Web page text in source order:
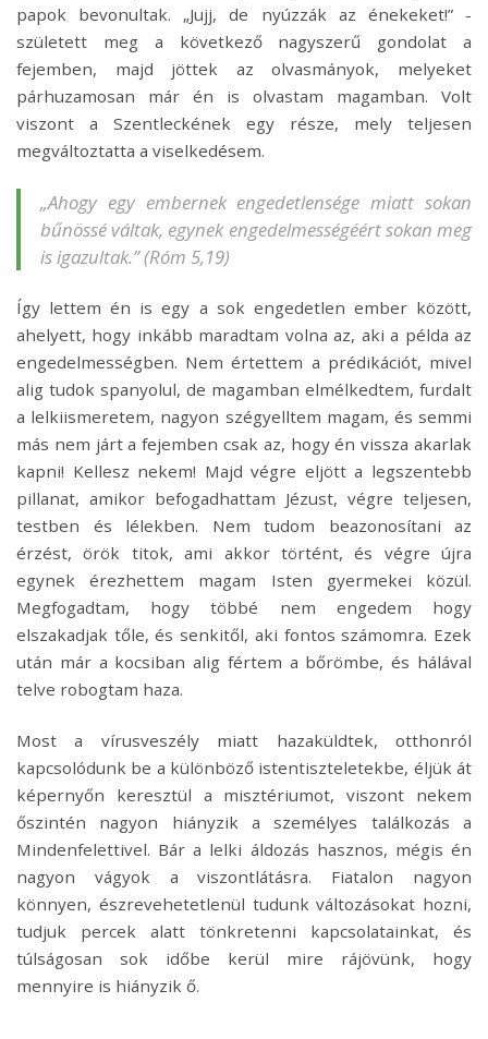
papok bevonultak. „Jujj, de nyúzzák az énekeket!” -
született meg a következő nagyszerű gondolat a
fejemben, majd jöttek az olvasmányok, melyeket
párhuzamosan már én is olvastam magamban. Volt
viszont a Szentleckének egy része, mely teljesen
megváltoztatta a viselkedésem.
„Ahogy egy embernek engedetlensége miatt sokan
bűnössé váltak, egynek engedelmességéért sokan meg
is igazultak.” (Róm 5,19)
Így lettem én is egy a sok engedetlen ember között,
ahelyett, hogy inkább maradtam volna az, aki a példa az
engedelmességben. Nem értettem a prédikációt, mivel
alig tudok spanyolul, de magamban elmélkedtem, furdalt
a lelkiismeretem, nagyon szégyelltem magam, és semmi
más nem járt a fejemben csak az, hogy én vissza akarlak
kapni! Kellesz nekem! Majd végre eljött a legszentebb
pillanat, amikor befogadhattam Jézust, végre teljesen,
testben és lélekben. Nem tudom beazonosítani az
érzést, örök titok, ami akkor történt, és végre újra
egynek érezhettem magam Isten gyermekei közül.
Megfogadtam, hogy többé nem engedem hogy
elszakadjak tőle, és senkitől, aki fontos számomra. Ezek
után már a kocsiban alig fértem a bőrömbe, és hálával
telve robogtam haza.
Most a vírusveszély miatt hazaküldtek, otthonról
kapcsolódunk be a különböző istentiszteletekbe, éljük át
képernyőn keresztül a misztériumot, viszont nekem
őszintén nagyon hiányzik a személyes találkozás a
Mindenfelettivel. Bár a lelki áldozás hasznos, mégis én
nagyon vágyok a viszontlátásra. Fiatalon nagyon
könnyen, észrevehetetlenül tudunk változásokat hozni,
tudjuk percek alatt tönkretenni kapcsolatainkat, és
túlságosan sok időbe kerül mire rájövünk, hogy
mennyire is hiányzik ő.